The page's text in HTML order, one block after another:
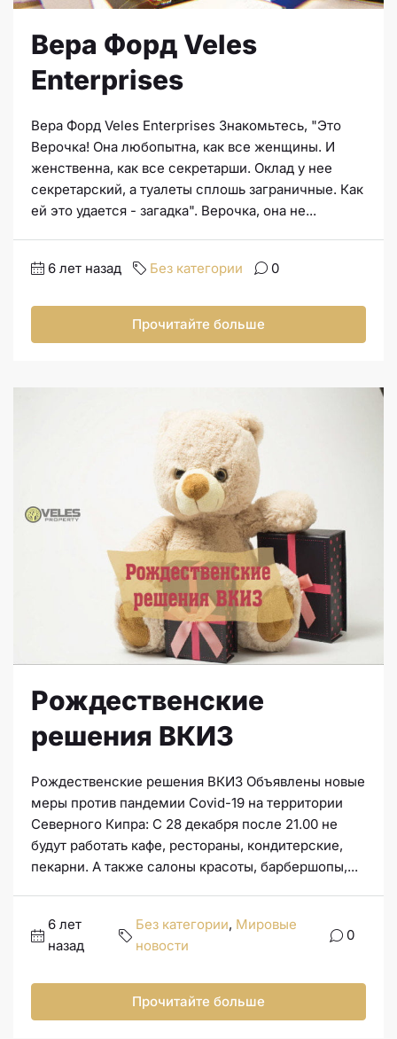
Вера Форд Veles
Enterprises
Вера Форд Veles Enterprises Знакомьтесь, "Это
Верочка! Она любопытна, как все женщины. И
женственна, как все секретарши. Оклад у нее
секретарский, а туалеты сплошь заграничные. Как
ей это удается - загадка". Верочка, она не...
6 лет назад Без категории 0
Прочитайте больше
Рождественские
решения ВКИЗ
Рождественские решения ВКИЗ Объявлены новые
меры против пандемии Covid-19 на территории
Северного Кипра: С 28 декабря после 21.00 не
будут работать кафе, рестораны, кондитерские,
пекарни. А также салоны красоты, барбершопы,...
6 лет
назад
Без категории, Мировые
новости
0
Прочитайте больше